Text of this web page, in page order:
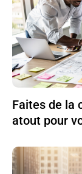
Faites de la
atout pour